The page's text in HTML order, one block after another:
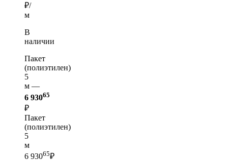
₽/
м
В
наличии
Пакет
(полиэтилен)
5
м —
6 93065
₽
Пакет
(полиэтилен)
5
м
6 93065₽